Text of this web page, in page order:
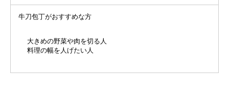
牛刀包丁がおすすめな方
大きめの野菜や肉を切る人
料理の幅を人げたい人